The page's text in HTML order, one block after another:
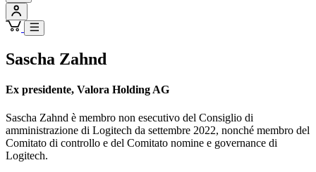
Sascha Zahnd
Ex presidente, Valora Holding AG
Sascha Zahnd è membro non esecutivo del Consiglio di
amministrazione di Logitech da settembre 2022, nonché membro del
Comitato di controllo e del Comitato nomine e governance di
Logitech.